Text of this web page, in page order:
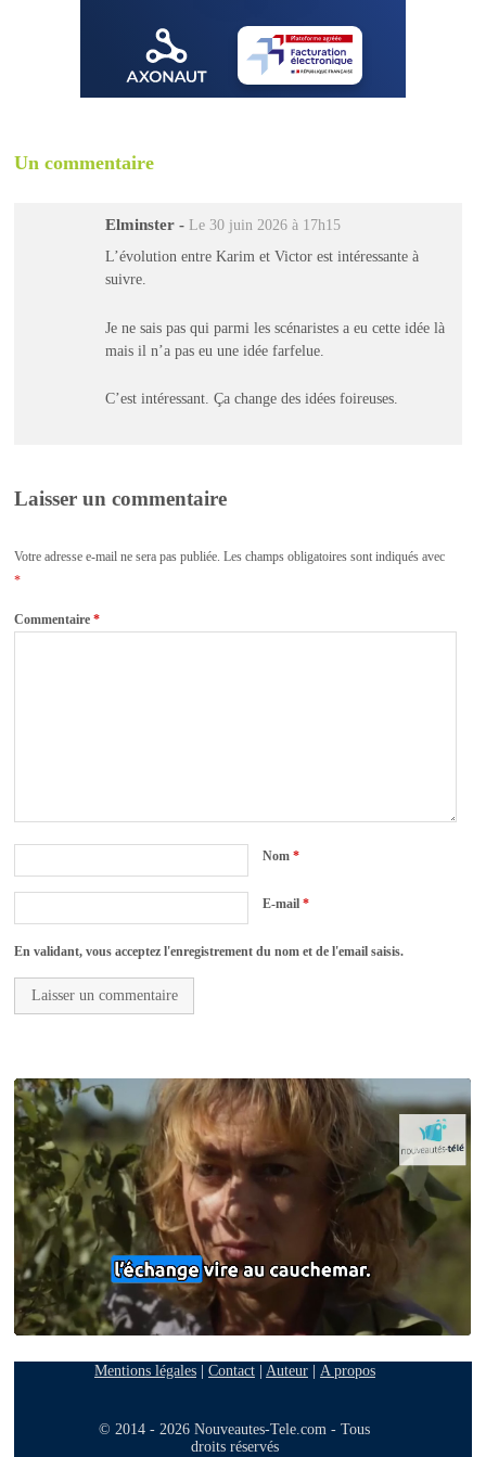
Un commentaire
Elminster - Le 30 juin 2026 à 17h15
L’évolution entre Karim et Victor est intéressante à
suivre.
Je ne sais pas qui parmi les scénaristes a eu cette idée là
mais il n’a pas eu une idée farfelue.
C’est intéressant. Ça change des idées foireuses.
Laisser un commentaire
Votre adresse e-mail ne sera pas publiée. Les champs obligatoires sont indiqués avec
*
Commentaire*
Nom*
E-mail*
En validant, vous acceptez l'enregistrement du nom et de l'email saisis.
Mentions légales| Contact| Auteur| A propos
© 2014 - 2026 Nouveautes-Tele.com - Tous
droits réservés